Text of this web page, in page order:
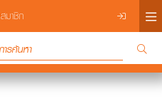
สมาชิก ×